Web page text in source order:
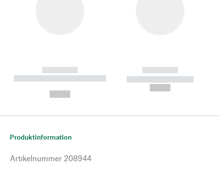
------------
----------- ----------- --------
------------
----------- -----------
Produktinformation
Artikelnummer 208944